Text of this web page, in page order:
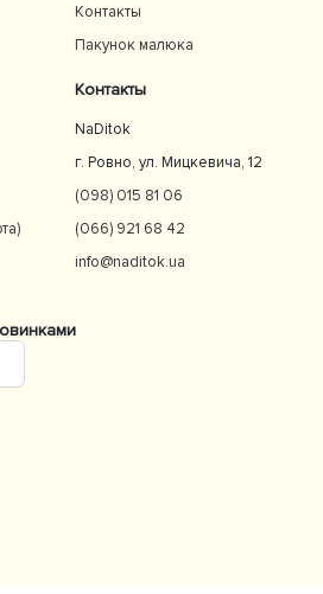
Контакты
Пакунок малюка
Контакты
NaDitok
г. Ровно, ул. Мицкевича, 12
(098) 015 81 06
(066) 921 68 42
info@naditok.ua